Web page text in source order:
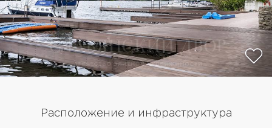
Расположение и инфраструктура